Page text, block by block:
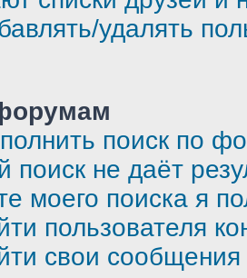
удалять
поиск по
поиск не даёт
моего поиска я
пользователя
свои